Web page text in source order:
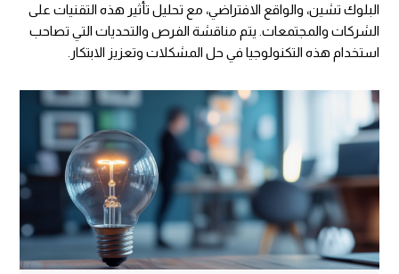
البلوك تشين، والواقع الافتراضي، مع تحليل تأثير هذه التقنيات على
الشركات والمجتمعات. يتم مناقشة الفرص والتحديات التي تصاحب
استخدام هذه التكنولوجيا في حل المشكلات وتعزيز الابتكار.